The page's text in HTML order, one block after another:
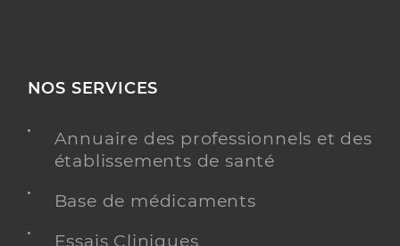
NOS SERVICES
Annuaire des professionnels et des
établissements de santé
Base de médicaments
Essais Cliniques